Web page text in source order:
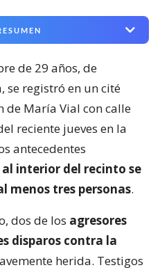
de 29 años, de
registró en un cité
de María Vial con calle
reciente jueves en la
antecedentes
al interior del recinto se
menos tres personas.
dos de los agresores
disparos contra la
herida. Testigos